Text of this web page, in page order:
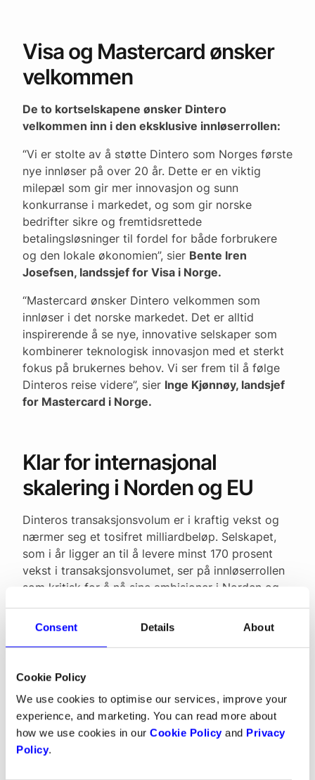
Consent Details About
Cookie Policy
We use cookies to optimise our services, improve your
experience, and marketing. You can read more about
how we use cookies in our Cookie Policy and Privacy
Policy.
Visa og Mastercard ønsker
velkommen
De to kortselskapene ønsker Dintero
velkommen inn i den eksklusive innløserrollen:
“Vi er stolte av å støtte Dintero som Norges første
nye innløser på over 20 år. Dette er en viktig
milepæl som gir mer innovasjon og sunn
konkurranse i markedet, og som gir norske
bedrifter sikre og fremtidsrettede
betalingsløsninger til fordel for både forbrukere
og den lokale økonomien”, sier Bente Iren
Josefsen, landssjef for Visa i Norge.
“Mastercard ønsker Dintero velkommen som
innløser i det norske markedet. Det er alltid
inspirerende å se nye, innovative selskaper som
kombinerer teknologisk innovasjon med et sterkt
fokus på brukernes behov. Vi ser frem til å følge
Dinteros reise videre”, sier Inge Kjønnøy, landsjef
for Mastercard i Norge.
Klar for internasjonal
skalering i Norden og EU
Dinteros transaksjonsvolum er i kraftig vekst og
nærmer seg et tosifret milliardbeløp. Selskapet,
som i år ligger an til å levere minst 170 prosent
vekst i transaksjonsvolumet, ser på innløserrollen
som kritisk for å nå sine ambisjoner i Norden og
Europa.
– Vi har bygget en teknologi som er raskere og
mer fleksibel enn det de tradisjonelle aktørene
kostnader, data, utviklingsfart og innovasjon.
Dette betyr at vi kan skape helt nye kundereiser
som tidligere har vært vanskelig å realisere. Våre
kunder får dermed mulighet til å tenke mer
kreativt om hvordan de best møter dagens og